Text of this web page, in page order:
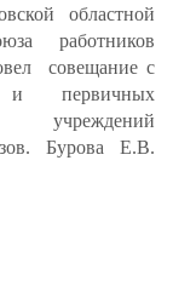
областной
работников
совещание с
и первичных
Бурова Е.В.